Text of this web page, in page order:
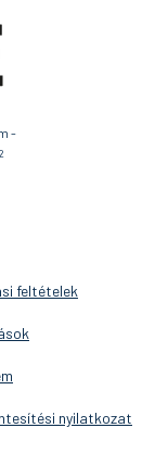
-
feltételek
nyilatkozat